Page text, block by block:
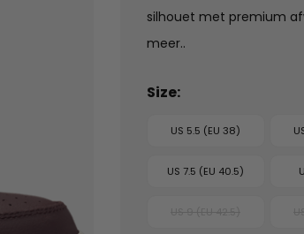
silhouet met premium
meer..
Size:
US 5.5 (EU 38)
US 7.5 (EU 40.5)